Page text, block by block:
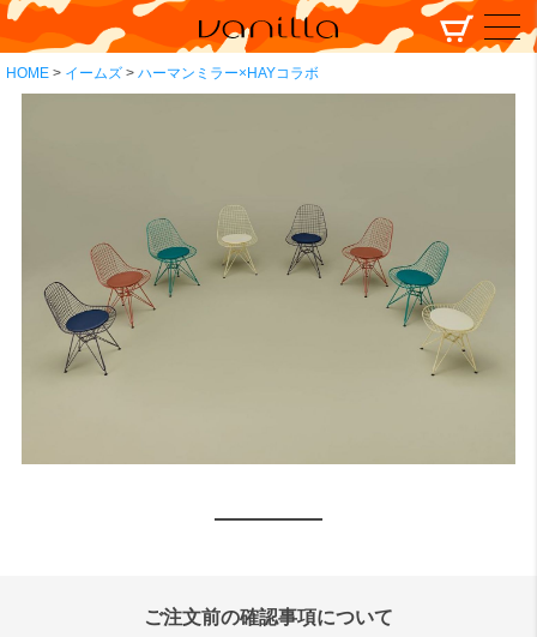
HOME イームズ ハーマンミラー×HAYコラボ
ご注文前の確認事項について